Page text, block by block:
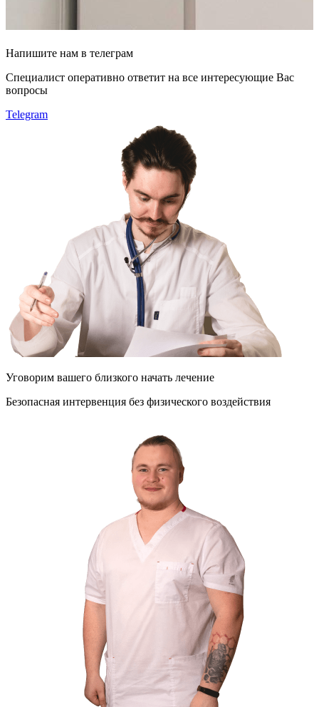
Напишите нам в телеграм
Специалист оперативно ответит на все интересующие Вас
вопросы
Telegram
Уговорим вашего близкого начать лечение
Безопасная интервенция без физического воздействия